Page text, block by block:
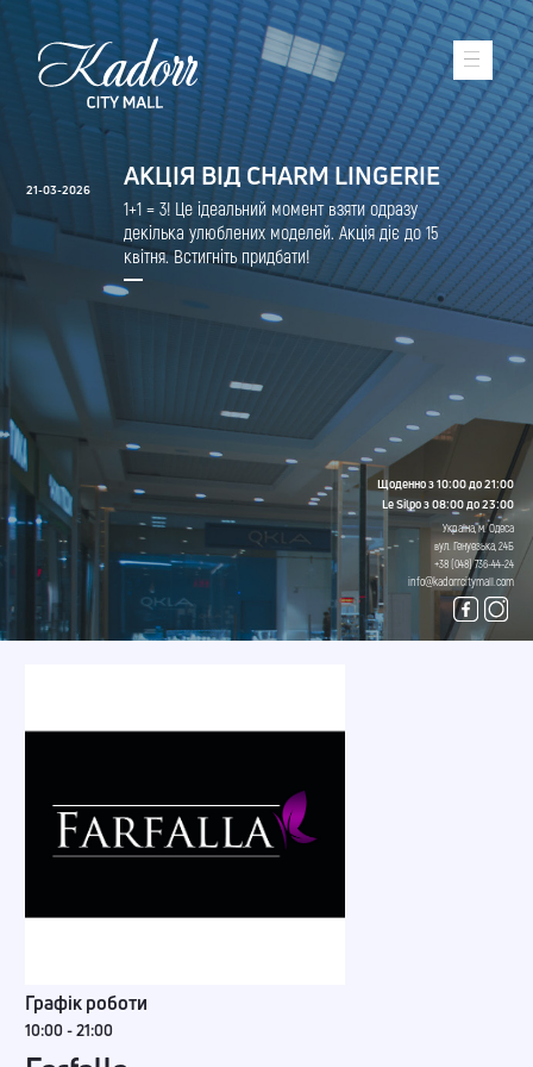
21-03-2026 АКЦІЯ ВІД CHARM LINGERIE
1+1 = 3! Це ідеальний момент взяти одразу
декілька улюблених моделей. Акція діє до 15
квітня. Встигніть придбати!
Щоденно з 10:00 до 21:00
Le Silpo з 08:00 до 23:00
Україна, м. Одеса
вул. Генуезька, 24Б
+38 (048) 736-44-24
info@kadorrcitymall.com
Графік роботи
10:00 - 21:00